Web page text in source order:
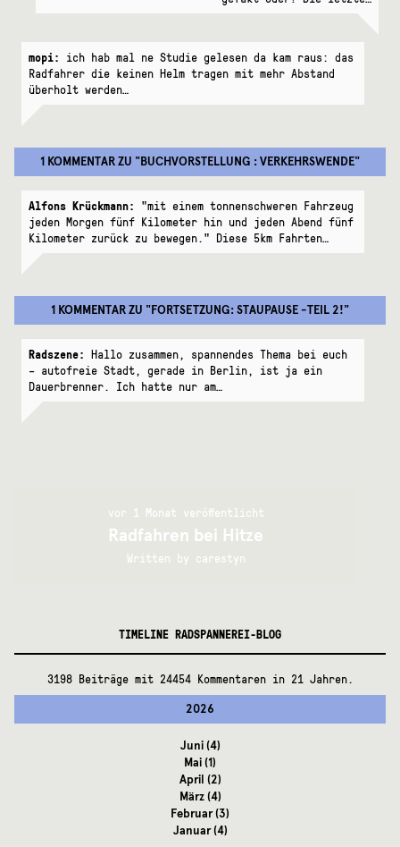
mopi: ich hab mal ne Studie gelesen da kam raus: das
Radfahrer die keinen Helm tragen mit mehr Abstand
überholt werden…
1 KOMMENTARZU "BUCHVORSTELLUNG : VERKEHRSWENDE"
Alfons Krückmann: "mit einem tonnenschweren Fahrzeug
jeden Morgen fünf Kilometer hin und jeden Abend fünf
Kilometer zurück zu bewegen." Diese 5km Fahrten…
1 KOMMENTARZU "FORTSETZUNG: STAUPAUSE -TEIL 2!"
Radszene: Hallo zusammen, spannendes Thema bei euch
– autofreie Stadt, gerade in Berlin, ist ja ein
Dauerbrenner. Ich hatte nur am…
vor 1 Monat veröffentlicht
Radfahren bei Hitze
Written by carestyn
TIMELINE RADSPANNEREI-BLOG
3198 Beiträge mit 24454 Kommentaren in 21 Jahren.
2026
Juni(4)
Mai(1)
April (2)
März(4)
Februar(3)
Januar(4)